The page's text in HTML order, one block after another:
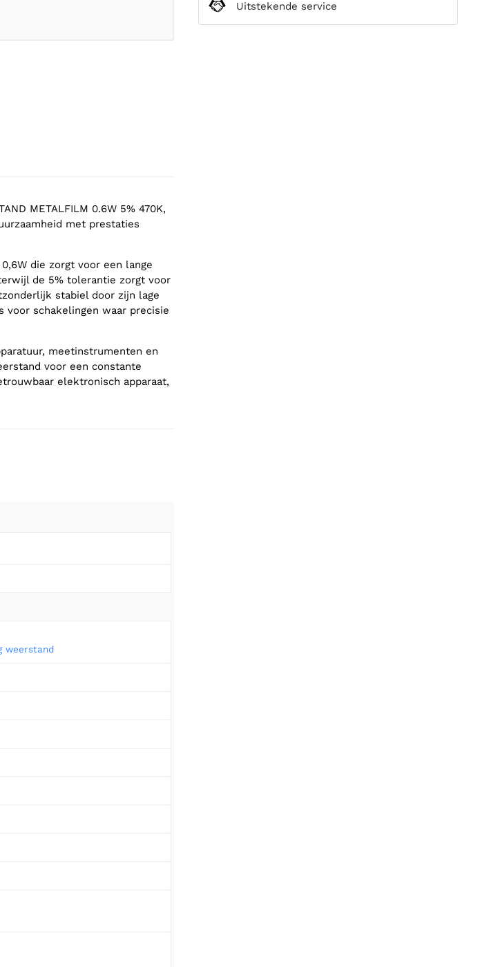
METALFILM 0.6W 5% 470K,
met prestaties
die zorgt voor een lange
de 5% tolerantie zorgt voor
stabiel door zijn lage
schakelingen waar precisie
meetinstrumenten en
voor een constante
elektronisch apparaat,
weerstand
Uitstekende service